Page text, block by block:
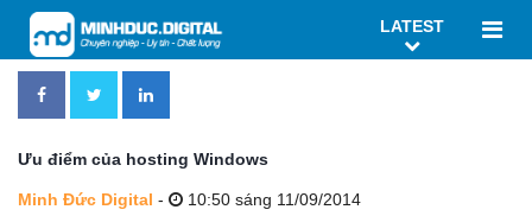
LATEST
Ưu điểm của hosting Windows
Minh Đức Digital - 10:50 sáng 11/09/2014